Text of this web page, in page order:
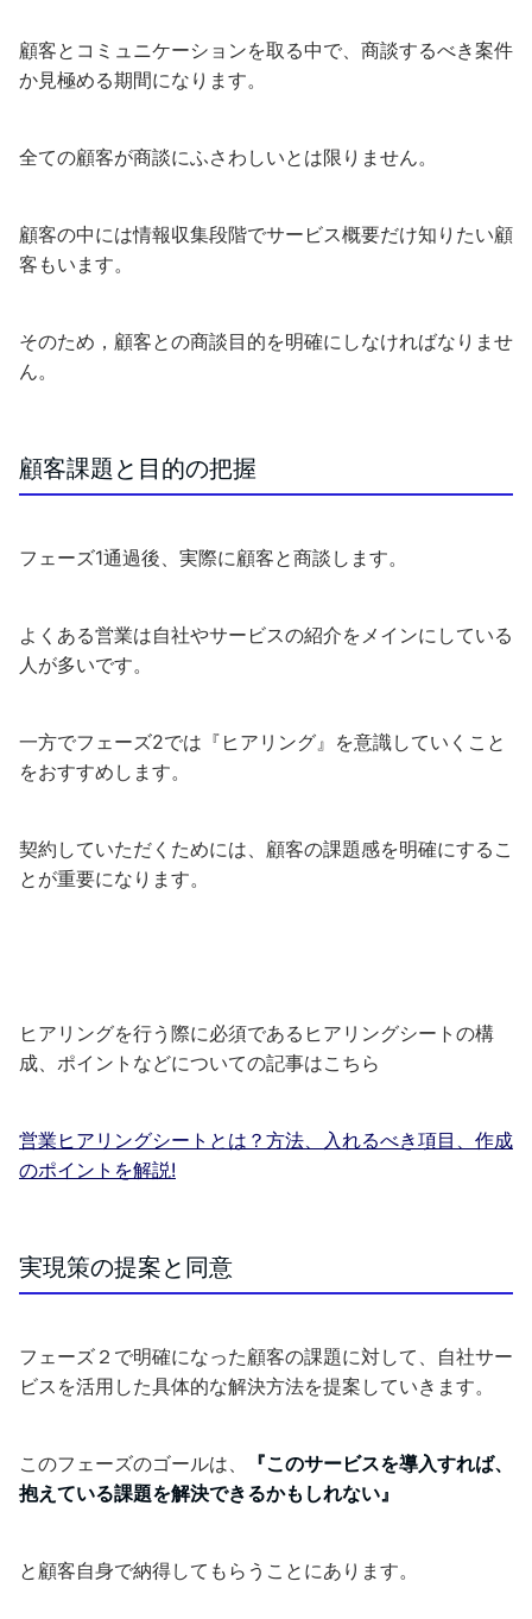
顧客とコミュニケーションを取る中で、商談するべき案件
か見極める期間になります。
全ての顧客が商談にふさわしいとは限りません。
顧客の中には情報収集段階でサービス概要だけ知りたい顧
客もいます。
そのため，顧客との商談目的を明確にしなければなりませ
ん。
顧客課題と目的の把握
フェーズ1通過後、実際に顧客と商談します。
よくある営業は自社やサービスの紹介をメインにしている
人が多いです。
一方でフェーズ2では『ヒアリング』を意識していくこと
をおすすめします。
契約していただくためには、顧客の課題感を明確にするこ
とが重要になります。
ヒアリングを行う際に必須であるヒアリングシートの構
成、ポイントなどについての記事はこちら
営業ヒアリングシートとは？方法、入れるべき項目、作成
のポイントを解説!
実現策の提案と同意
フェーズ２で明確になった顧客の課題に対して、自社サー
ビスを活用した具体的な解決方法を提案していきます。
このフェーズのゴールは、
『このサービスを導入すれば、
抱えている課題を解決できるかもしれない』
と顧客自身で納得してもらうことにあります。